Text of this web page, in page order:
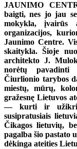
JAUNIMO
baigti, nes jo jau
mokykla, įvairūs
organizacijos,
Jaunimo Centre.
skaitykla. Šioje
architekto J.
norėtų pavadinti
Čiurlionio tarybos
miestų, mūrų,
gražesnę Lietuvos
— kurti ir
susipratusiais
Čikagos lietuvių,
pagalba šio pastato
dėkinga ateities